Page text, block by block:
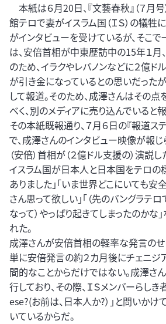
本紙は６月20日、『文藝春秋』（７月
館テロで妻がイスラム国（ＩＳ）の犠牲
がインタビューを受けているが、そこ
は、安倍首相が中東歴訪中の15年１月
のため、イラクやレバノンなどに２億
が引き金になっているとの思いだった
して報道。そのため、成澤さんはその点
べく、別のメディアに売り込んでいると報
その本紙既報通り、７月６日の『報道ステ
で、成澤さんのインタビュー映像が報じ
（安倍）首相が（２億ドル支援の）演説し
イスラム国が日本人と日本国をテロの
ありました」「いま世界どこにいても安
さん思って欲しい」「（先のバングラテ
なって）やっぱり起きてしまったのかな
れた。
成澤さんが安倍首相の軽率な発言のせ
単に安倍発言の約２カ月後にチェニジ
間的なことからだけではない。成澤さ
行しており、その際、ＩＳメンバーらし
ese?(お前は、日本人か?）」と問いかけ
いているからだ。